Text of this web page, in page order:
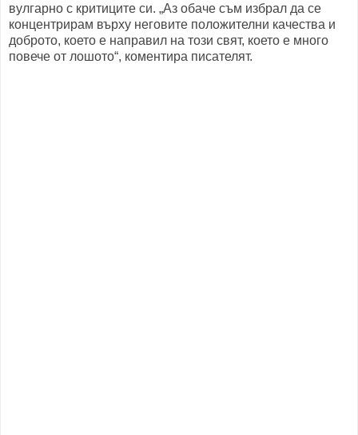
вулгарно с критиците си. „Аз обаче съм избрал да се
концентрирам върху неговите положителни качества и
доброто, което е направил на този свят, което е много
повече от лошото“, коментира писателят.